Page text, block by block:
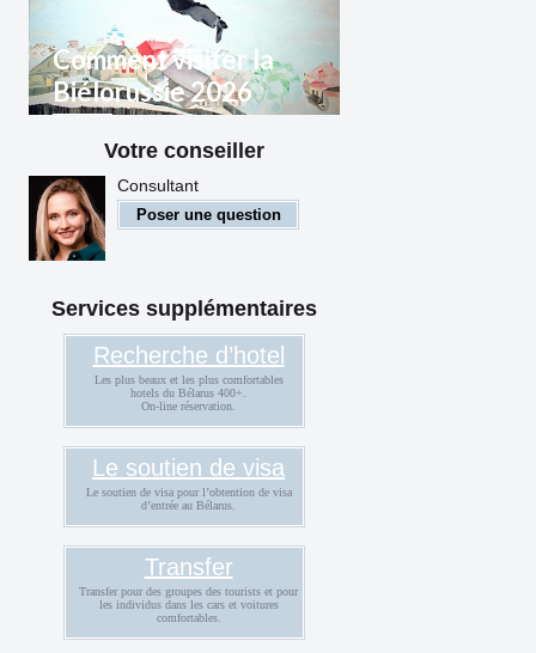
Comment visiter la
Biélorussie 2026
Règles d'entrée en
Biélorussie pour les citoyens
étrangers
Votre conseiller
Consultant
Poser une question
Services supplémentaires
Recherche d’hotel
Les plus beaux et les plus comfortables
hotels du Bélarus 400+.
On-line réservation.
Le soutien de visa
Le soutien de visa pour l’obtention de visa
d’entrée au Bélarus.
Transfer
Transfer pour des groupes des tourists et pour
les individus dans les cars et voitures
comfortables.